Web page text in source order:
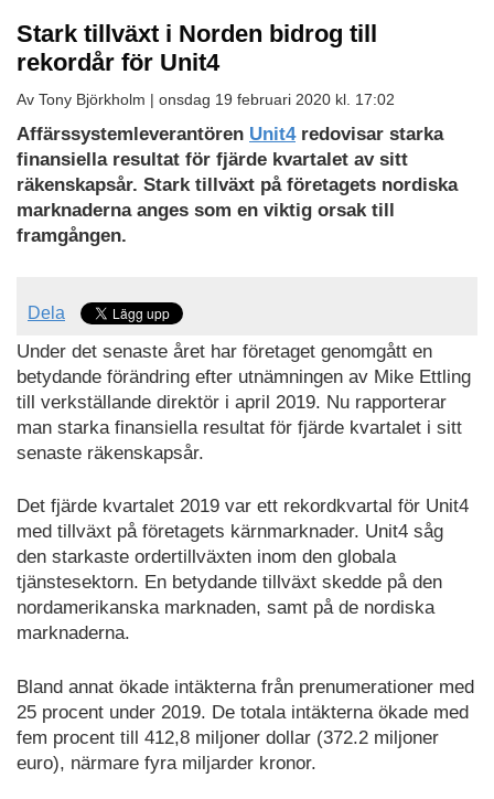
Stark tillväxt i Norden bidrog till
rekordår för Unit4
Av Tony Björkholm | onsdag 19 februari 2020 kl. 17:02
Affärssystemleverantören Unit4redovisar starka
finansiella resultat för fjärde kvartalet av sitt
räkenskapsår. Stark tillväxt på företagets nordiska
marknaderna anges som en viktig orsak till
framgången.
Dela
Under det senaste året har företaget genomgått en
betydande förändring efter utnämningen av Mike Ettling
till verkställande direktör i april 2019. Nu rapporterar
man starka finansiella resultat för fjärde kvartalet i sitt
senaste räkenskapsår.
Det fjärde kvartalet 2019 var ett rekordkvartal för Unit4
med tillväxt på företagets kärnmarknader. Unit4 såg
den starkaste ordertillväxten inom den globala
tjänstesektorn. En betydande tillväxt skedde på den
nordamerikanska marknaden, samt på de nordiska
marknaderna.
Bland annat ökade intäkterna från prenumerationer med
25 procent under 2019. De totala intäkterna ökade med
fem procent till 412,8 miljoner dollar (372.2 miljoner
euro), närmare fyra miljarder kronor.